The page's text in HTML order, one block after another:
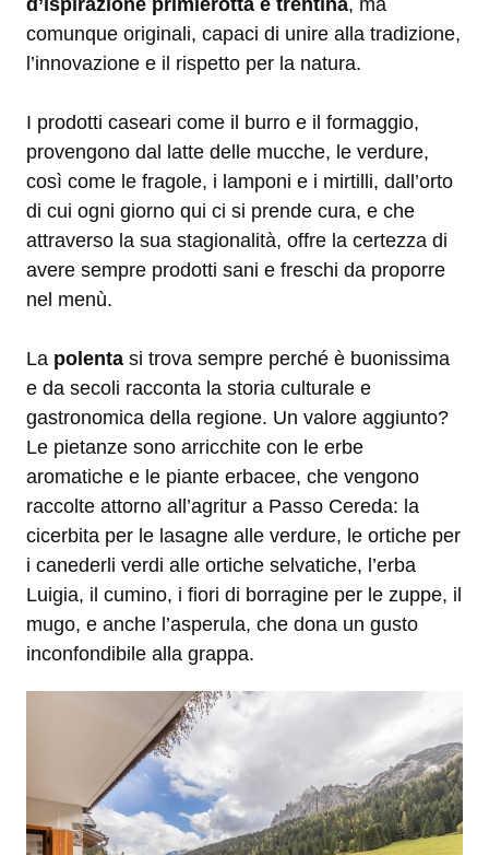
d’ispirazione primierotta e trentina, ma
comunque originali, capaci di unire alla tradizione,
l’innovazione e il rispetto per la natura.
I prodotti caseari come il burro e il formaggio,
provengono dal latte delle mucche, le verdure,
così come le fragole, i lamponi e i mirtilli, dall’orto
di cui ogni giorno qui ci si prende cura, e che
attraverso la sua stagionalità, offre la certezza di
avere sempre prodotti sani e freschi da proporre
nel menù.
La polenta si trova sempre perché è buonissima
e da secoli racconta la storia culturale e
gastronomica della regione. Un valore aggiunto?
Le pietanze sono arricchite con le erbe
aromatiche e le piante erbacee, che vengono
raccolte attorno all’agritur a Passo Cereda: la
cicerbita per le lasagne alle verdure, le ortiche per
i canederli verdi alle ortiche selvatiche, l’erba
Luigia, il cumino, i fiori di borragine per le zuppe, il
mugo, e anche l’asperula, che dona un gusto
inconfondibile alla grappa.